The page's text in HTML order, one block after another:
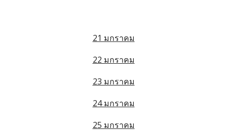
21 มกราคม
22 มกราคม
23 มกราคม
24 มกราคม
25 มกราคม